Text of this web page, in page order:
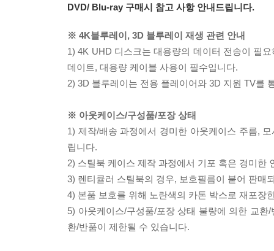
DVD/ Blu-ray 구매시 참고 사항 안내드립니다.
※ 4K블루레이, 3D 블루레이 재생 관련 안내
1) 4K UHD 디스크는 대용량의 데이터 전송이 필
데이트, 대용량 케이블 사용이 필수입니다.
2) 3D 블루레이는 전용 플레이어와 3D 지원 TV를
※ 아웃케이스/구성품/포장 상태
1) 제작/배송 과정에서 경미한 아웃케이스 주름,
립니다.
2) 스틸북 케이스 제작 과정에서 기포 혹은 경미한
3) 렌티큘러 스틸북의 경우, 보호필름이 붙어 판매
4) 본품 보호를 위해 노란색의 카톤 박스로 재포장
5) 아웃케이스/구성품/포장 상태 불량에 의한 교
환/반품이 제한될 수 있습니다.